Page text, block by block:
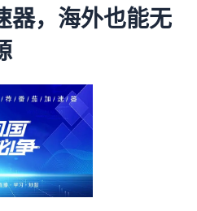
器，海外也能无